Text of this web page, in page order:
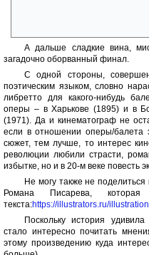
А дальше сладкие вина,
загадочно оборванный финал.
С одной стороны,
поэтическим языком, словно
либретто для какого-нибудь
оперы – в Харькове (1895) и в
(1971). Да и кинематограф не
если в отношении оперы/балета
сюжет, тем лучше, то интерес
революции любили страсти,
избытке, но и в 20-м веке повесть
Не могу также не
Романа Писарева,
текста:https://illustrators.ru/
Поскольку история
стало интересно почитать
этому произведению куда